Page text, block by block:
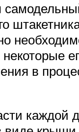
в
каждой